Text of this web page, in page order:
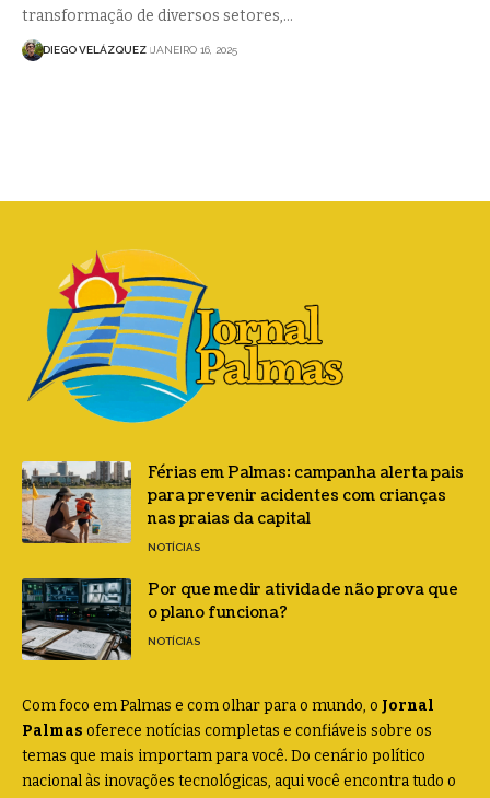
transformação de diversos setores,…
DIEGO VELÁZQUEZ JANEIRO 16, 2025
Férias em Palmas: campanha alerta pais
para prevenir acidentes com crianças
nas praias da capital
NOTÍCIAS
Por que medir atividade não prova que
o plano funciona?
NOTÍCIAS
Com foco em Palmas e com olhar para o mundo, o Jornal
Palmas oferece notícias completas e confiáveis sobre os
temas que mais importam para você. Do cenário político
nacional às inovações tecnológicas, aqui você encontra tudo o